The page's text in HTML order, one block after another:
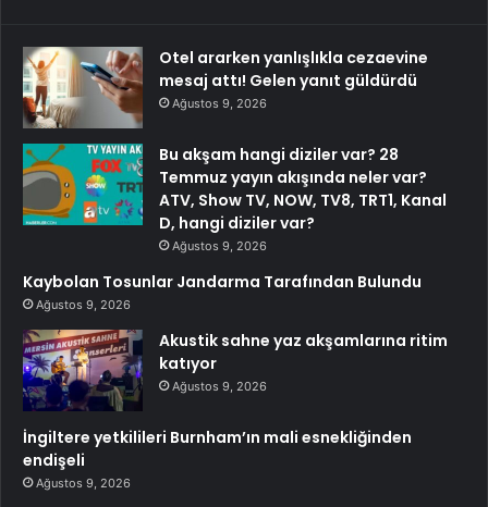
Otel ararken yanlışlıkla cezaevine
mesaj attı! Gelen yanıt güldürdü
Ağustos 9, 2026
Bu akşam hangi diziler var? 28
Temmuz yayın akışında neler var?
ATV, Show TV, NOW, TV8, TRT1, Kanal
D, hangi diziler var?
Ağustos 9, 2026
Kaybolan Tosunlar Jandarma Tarafından Bulundu
Ağustos 9, 2026
Akustik sahne yaz akşamlarına ritim
katıyor
Ağustos 9, 2026
İngiltere yetkilileri Burnham’ın mali esnekliğinden
endişeli
Ağustos 9, 2026